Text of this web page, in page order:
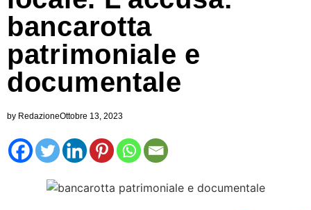
bancarotta
patrimoniale e
documentale
by RedazioneOttobre 13, 2023